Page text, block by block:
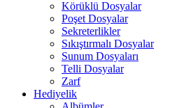
Körüklü Dosyalar
Poşet Dosyalar
Sekreterlikler
Sıkıştırmalı Dosyalar
Sunum Dosyaları
Telli Dosyalar
Zarf
Hediyelik